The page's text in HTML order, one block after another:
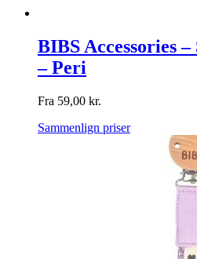
BIBS Accessories
– Peri
Fra 59,00 kr.
Sammenlign priser